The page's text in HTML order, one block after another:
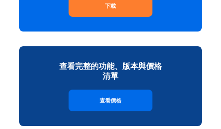
下載
查看完整的功能、版本與價格
清單
查看價格